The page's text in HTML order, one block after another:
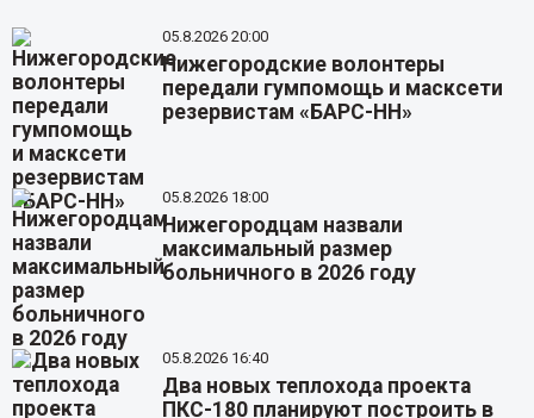
05.8.2026 20:00
Нижегородские волонтеры
передали гумпомощь и масксети
резервистам «БАРС-НН»
05.8.2026 18:00
Нижегородцам назвали
максимальный размер
больничного в 2026 году
05.8.2026 16:40
Два новых теплохода проекта
ПКС-180 планируют построить в